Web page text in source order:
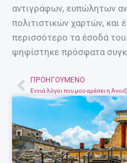
αντιγράφων, ευπώλητων
πολιτιστικών χαρτών, και
περισσότερο τα έσοδά
ψηφίστηκε πρόσφατα
PrevΠΡΟΗΓΟΎΜΕΝΟ